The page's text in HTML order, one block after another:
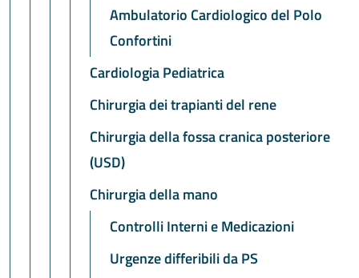
Ambulatorio Cardiologico del Polo
Confortini
Cardiologia Pediatrica
Chirurgia dei trapianti del rene
Chirurgia della fossa cranica posteriore
(USD)
Chirurgia della mano
Controlli Interni e Medicazioni
Urgenze differibili da PS